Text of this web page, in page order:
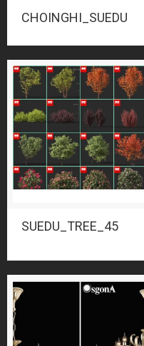
CHOINGHI_SUEDU
SUEDU_TREE_45